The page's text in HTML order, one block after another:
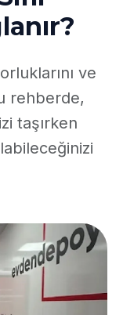
ve
rehberde,
taşırken